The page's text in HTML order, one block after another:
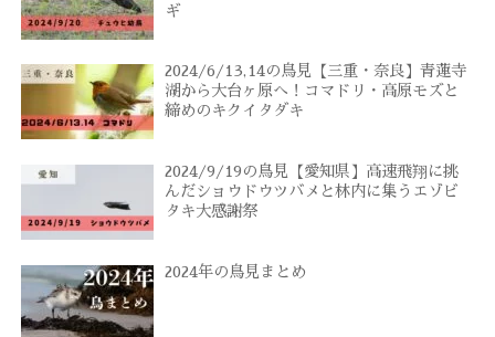
ギ
2024/6/13,14の鳥見【三重・奈良】青蓮寺
湖から大台ヶ原へ！コマドリ・高原モズと
締めのキクイタダキ
2024/9/19の鳥見【愛知県】高速飛翔に挑
んだショウドウツバメと林内に集うエゾビ
タキ大感謝祭
2024年の鳥見まとめ